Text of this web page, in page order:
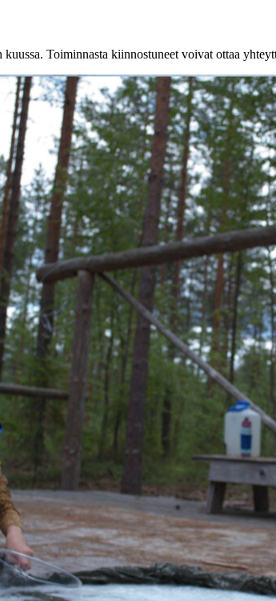
Toiminnasta kiinnostuneet voivat ottaa